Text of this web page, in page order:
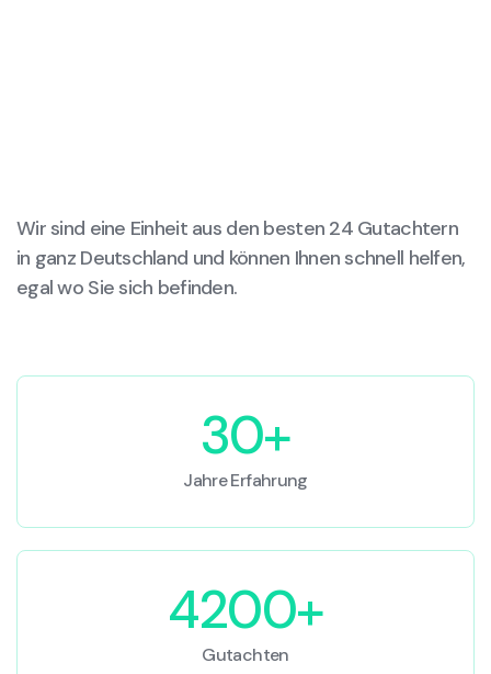
Wir sind eine Einheit aus den besten 24 Gutachtern
in ganz Deutschland und können Ihnen schnell helfen,
egal wo Sie sich befinden.
30+
Jahre Erfahrung
4200+
Gutachten